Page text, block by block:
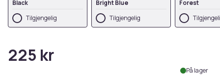
Black
Tilgjengelig
Bright Blue
Tilgjengelig
Forest
225 kr
På lager